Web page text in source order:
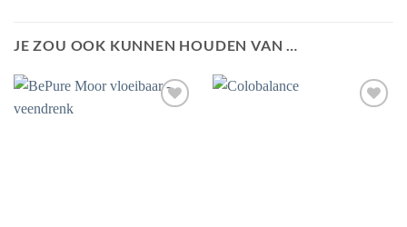
JE ZOU OOK KUNNEN HOUDEN VAN …